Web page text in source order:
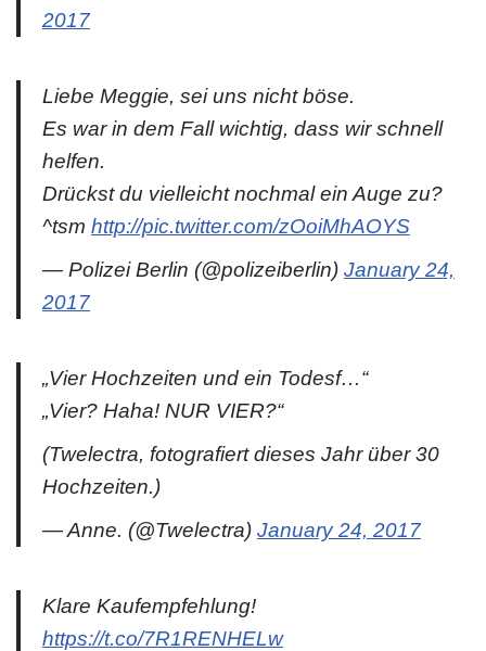
2017
Liebe Meggie, sei uns nicht böse.
Es war in dem Fall wichtig, dass wir schnell
helfen.
Drückst du vielleicht nochmal ein Auge zu?
^tsm http://pic.twitter.com/zOoiMhAOYS
— Polizei Berlin (@polizeiberlin) January 24,
2017
„Vier Hochzeiten und ein Todesf…“
„Vier? Haha! NUR VIER?“
(Twelectra, fotografiert dieses Jahr über 30
Hochzeiten.)
— Anne. (@Twelectra) January 24, 2017
Klare Kaufempfehlung!
https://t.co/7R1RENHELw